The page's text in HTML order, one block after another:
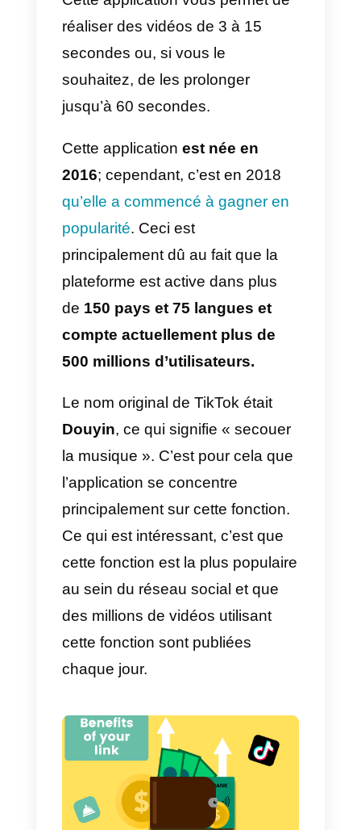
TikToket queloutilvous pouvez
utiliser pour
gérer efficacement
les messages.
Qu’est-ce que TikTok?
TikTok est un réseau social
d’origine chinoise qui se
concentre principalement sur la
création de courtes vidéos avec
des filtres incroyablement drôles.
Cette application vous permet de
réaliser des vidéos de 3 à 15
secondes ou, si vous le
souhaitez, de les prolonger
jusqu’à 60 secondes.
Cette applicationest née en
2016; cependant, c’est en 2018
qu’elle a commencé à gagner en
popularité. Ceci est
principalement dû au fait que la
plateforme est active dans plus